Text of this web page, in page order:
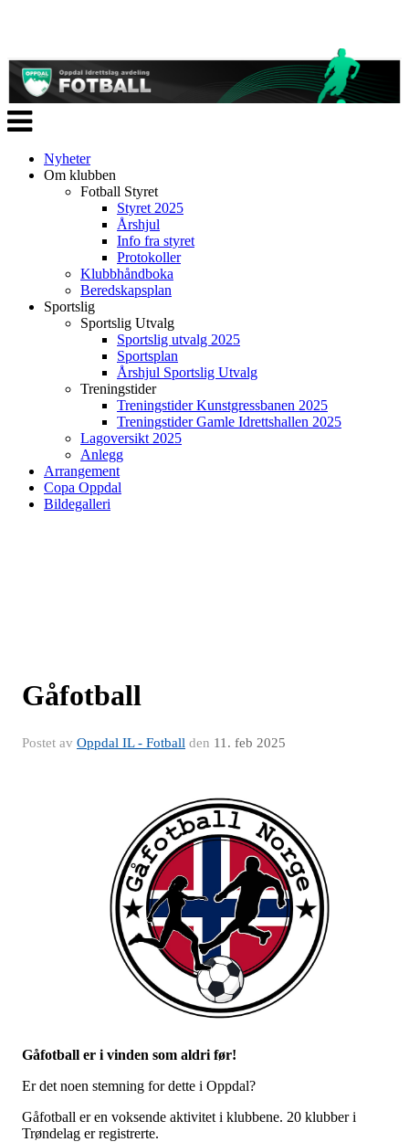
Veksle
navigasjon
Nyheter
Om klubben
Fotball Styret
Styret 2025
Årshjul
Info fra styret
Protokoller
Klubbhåndboka
Beredskapsplan
Sportslig
Sportslig Utvalg
Sportslig utvalg 2025
Sportsplan
Årshjul Sportslig Utvalg
Treningstider
Treningstider Kunstgressbanen 2025
Treningstider Gamle Idrettshallen 2025
Lagoversikt 2025
Anlegg
Arrangement
Copa Oppdal
Bildegalleri
Gåfotball
Postet av Oppdal IL - Fotball den 11. feb 2025
Gåfotball er i vinden som aldri før!
Er det noen stemning for dette i Oppdal?
Gåfotball er en voksende aktivitet i klubbene. 20 klubber i
Trøndelag er registrerte.